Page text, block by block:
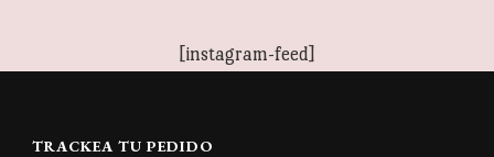
[instagram-feed]
TRACKEA TU PEDIDO